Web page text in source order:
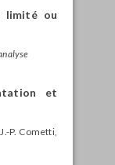
limité ou
et
P. Cometti,